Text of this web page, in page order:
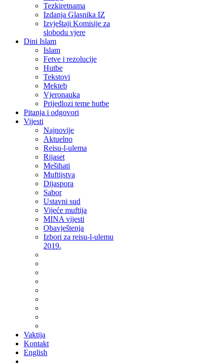
Tezkiretnama
Izdanja Glasnika IZ
Izvještaji Komisije za
slobodu vjere
Dini Islam
Islam
Fetve i rezolucije
Hutbe
Tekstovi
Mekteb
Vjeronauka
Prijedlozi teme hutbe
Pitanja i odgovori
Vijesti
Najnovije
Aktuelno
Reisu-l-ulema
Rijaset
Mešihati
Muftijstva
Dijaspora
Sabor
Ustavni sud
Vijeće muftija
MINA vijesti
Obavještenja
Izbori za reisu-l-ulemu
2019.
Vaktija
Kontakt
English